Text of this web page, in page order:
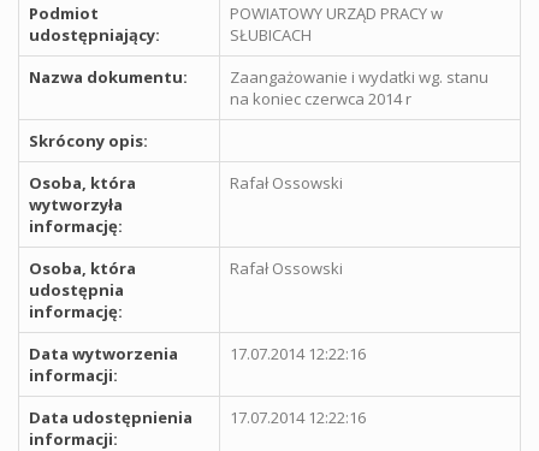
Podmiot
udostępniający:
POWIATOWY URZĄD PRACY w
SŁUBICACH
Nazwa dokumentu:
Zaangażowanie i wydatki wg. stanu
na koniec czerwca 2014 r
Skrócony opis:
Osoba, która
wytworzyła
informację:
Rafał Ossowski
Osoba, która
udostępnia
informację:
Rafał Ossowski
Data wytworzenia
informacji:
17.07.2014 12:22:16
Data udostępnienia
informacji:
17.07.2014 12:22:16